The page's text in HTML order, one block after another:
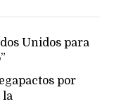
Unidos para
por
la